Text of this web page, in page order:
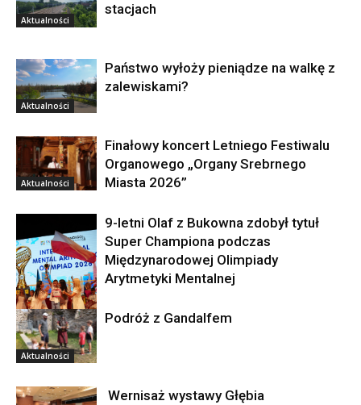
Aktualności
stacjach
Aktualności
Państwo wyłoży pieniądze na walkę z
zalewiskami?
Aktualności
Finałowy koncert Letniego Festiwalu
Organowego „Organy Srebrnego
Miasta 2026”
Aktualności
9-letni Olaf z Bukowna zdobył tytuł
Super Championa podczas
Międzynarodowej Olimpiady
Arytmetyki Mentalnej
Aktualności
Podróż z Gandalfem
Wernisaż wystawy Głębia